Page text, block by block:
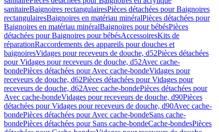
sanitaireBaignoires rectangulairesPièces détachées pour Baignoires
rectangulairesBaignoires en matériau minéralPièces détachées pour
Baignoires en matériau minéralBaignoires pour bébésPièces
détachées pour Baignoires pour bébésAccessoiresKits de
réparationRaccordements des appareils pour douches et
baignoiresVidages pour receveurs de douche, d52Pièces détachées
pour Vidages pour receveurs de douche, d52Avec cache-
bondePièces détachées pour Avec cache-bondeVidages pour
receveurs de douche, d62Pièces détachées pour Vidages pour
receveurs de douche, d62Avec cache-bondePièces détachées pour
Avec cache-bondeVidages pour receveurs de douche, d90Pièces
détachées pour Vidages pour receveurs de douche, d90Avec cache-
bondePièces détachées pour Avec cache-bondeSans cache-
bondePièces détachées pour Sans cache-bondeCache-bondesPièces